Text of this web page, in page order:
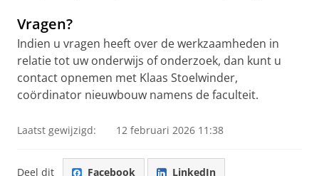
Vragen?
Indien u vragen heeft over de werkzaamheden in
relatie tot uw onderwijs of onderzoek, dan kunt u
contact opnemen met Klaas Stoelwinder,
coördinator nieuwbouw namens de faculteit.
Laatst gewijzigd: 12 februari 2026 11:38
Deel dit Facebook LinkedIn